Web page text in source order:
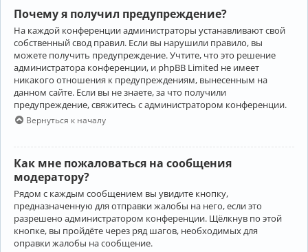
Почему я получил предупреждение?
На каждой конференции администраторы устанавливают свой
собственный свод правил. Если вы нарушили правило, вы
можете получить предупреждение. Учтите, что это решение
администратора конференции, и phpBB Limited не имеет
никакого отношения к предупреждениям, вынесенным на
данном сайте. Если вы не знаете, за что получили
предупреждение, свяжитесь с администратором конференции.
Вернуться к началу
Как мне пожаловаться на сообщения
модератору?
Рядом с каждым сообщением вы увидите кнопку,
предназначенную для отправки жалобы на него, если это
разрешено администратором конференции. Щёлкнув по этой
кнопке, вы пройдёте через ряд шагов, необходимых для
оправки жалобы на сообщение.